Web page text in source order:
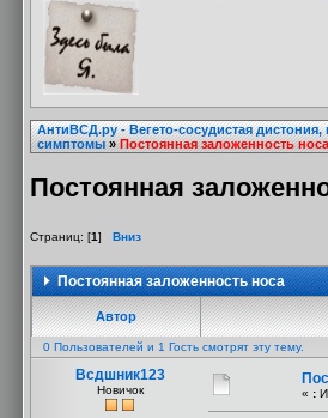
АнтиВСД.ру - Вегето-сосудистая
симптомы»Постоянная заложенность носа
Постоянная
Страниц: [1] Вниз
Постоянная заложенность носа
Автор
0 Пользователей и 1 Гость смотрят эту тему.
Всдшник123
Новичок « :